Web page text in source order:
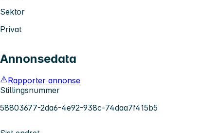
Sektor
Privat
Annonsedata
Rapporter annonse
Stillingsnummer
58803677-2da6-4e92-938c-74daa7f415b5